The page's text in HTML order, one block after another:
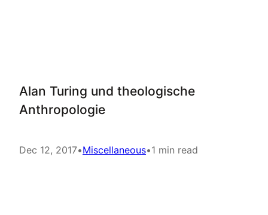
Alan Turing und theologische
Anthropologie
Dec 12, 2017•Miscellaneous•1 min read